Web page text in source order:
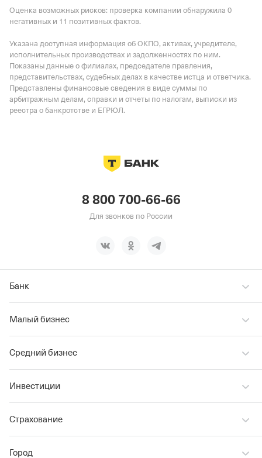
Оценка возможных рисков: проверка компании обнаружила 0
негативных и 11 позитивных фактов.
Указана доступная информация об ОКПО, активах, учредителе,
исполнительных производствах и задолженностях по ним.
Показаны данные о филиалах, председателе правления,
представительствах, судебных делах в качестве истца и ответчика.
Представлены финансовые сведения в виде суммы по
арбитражным делам, справки и отчеты по налогам, выписки из
реестра о банкротстве и ЕГРЮЛ.
8 800 700-66-66
Для звонков по России
Банк
Малый бизнес
Средний бизнес
Инвестиции
Страхование
Город